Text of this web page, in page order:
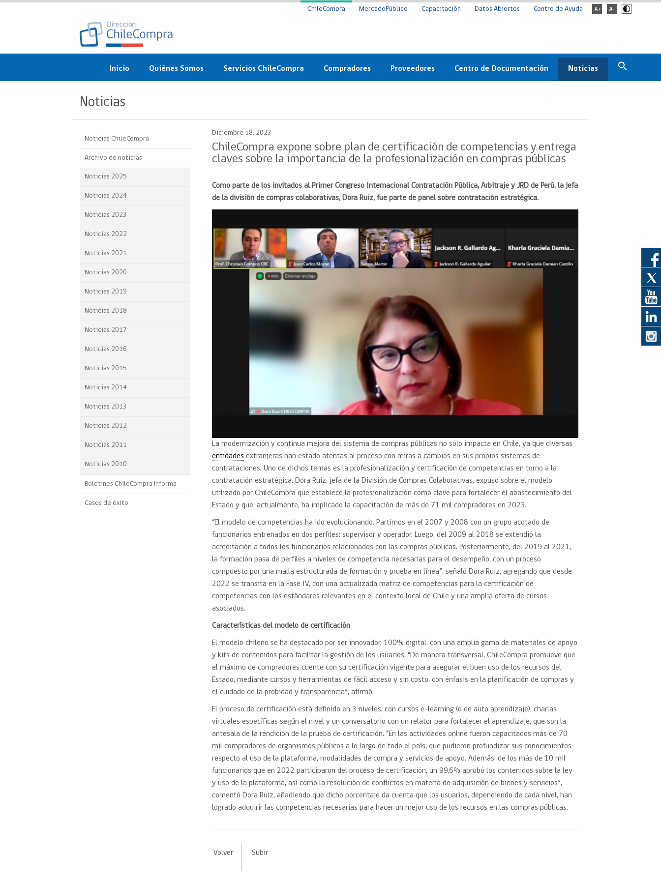
ChileCompra MercadoPúblico Capacitación Datos Abiertos Centro de Ayuda
Inicio Quiénes Somos
objetivos
Organigrama
Participación Ciudadana
Reportes Ley de Inclusión
Servicios ChileCompra
ChileCompra
Eficiencia
Capacitación ChileCompra:
Certificación competencias
Asesorías estratégicas
Compras Coordinadas
Datos Abiertos
Compradores
Circular
Compra Ágil
Tipos de Licitaciones
Bases Tipo de Licitación
Convenio Marco
Trato directo
Subasta inversa
electrónica
Gestión de Contratos
Compras públicas con
perspectiva de género
Proveedores
Licitaciones
Convenio Marco
Subasta inversa
electrónica proveedor
Centro de Documentación Noticias
Archivo de noticias
Boletines
ChileCompra
Informa
Casos de éxito
Noticias
Noticias ChileCompra
Archivo de noticias
Noticias 2025
Noticias 2024
Noticias 2023
Noticias 2022
Noticias 2021
Noticias 2020
Noticias 2019
Noticias 2018
Noticias 2017
Noticias 2016
Noticias 2015
Noticias 2014
Noticias 2013
Noticias 2012
Noticias 2011
Noticias 2010
Boletines ChileCompra Informa
Casos de éxito
Diciembre 18, 2023
ChileCompra expone sobre plan de certificación de competencias y entrega
claves sobre la importancia de la profesionalización en compras públicas
Como parte de los invitados al Primer Congreso Internacional Contratación Pública, Arbitraje y JRD de Perú, la jefa
de la división de compras colaborativas, Dora Ruiz, fue parte de panel sobre contratación estratégica.
La modernización y continua mejora del sistema de compras públicas no sólo impacta en Chile, ya que diversas
entidades extranjeras han estado atentas al proceso con miras a cambios en sus propios sistemas de
contrataciones. Uno de dichos temas es la profesionalización y certificación de competencias en torno a la
contratación estratégica. Dora Ruiz, jefa de la División de Compras Colaborativas, expuso sobre el modelo
utilizado por ChileCompra que establece la profesionalización como clave para fortalecer el abastecimiento del
Estado y que, actualmente, ha implicado la capacitación de más de 71 mil compradores en 2023.
“El modelo de competencias ha ido evolucionando. Partimos en el 2007 y 2008 con un grupo acotado de
funcionarios entrenados en dos perfiles: supervisor y operador. Luego, del 2009 al 2018 se extendió la
acreditación a todos los funcionarios relacionados con las compras públicas. Posteriormente, del 2019 al 2021,
la formación pasa de perfiles a niveles de competencia necesarias para el desempeño, con un proceso
compuesto por una malla estructurada de formación y prueba en línea”, señaló Dora Ruiz, agregando que desde
2022 se transita en la Fase IV, con una actualizada matriz de competencias para la certificación de
competencias con los estándares relevantes en el contexto local de Chile y una amplia oferta de cursos
asociados.
Características del modelo de certificación
El modelo chileno se ha destacado por ser innovador, 100% digital, con una amplia gama de materiales de apoyo
y kits de contenidos para facilitar la gestión de los usuarios. “De manera transversal, ChileCompra promueve que
el máximo de compradores cuente con su certificación vigente para asegurar el buen uso de los recursos del
Estado, mediante cursos y herramientas de fácil acceso y sin costo, con énfasis en la planificación de compras y
el cuidado de la probidad y transparencia”, afirmó.
El proceso de certificación está definido en 3 niveles, con cursos e-learning (o de auto aprendizaje), charlas
virtuales específicas según el nivel y un conversatorio con un relator para fortalecer el aprendizaje, que son la
antesala de la rendición de la prueba de certificación. “En las actividades online fueron capacitados más de 70
mil compradores de organismos públicos a lo largo de todo el país, que pudieron profundizar sus conocimientos
respecto al uso de la plataforma, modalidades de compra y servicios de apoyo. Además, de los más de 10 mil
funcionarios que en 2022 participaron del proceso de certificación, un 99,6% aprobó los contenidos sobre la ley
y uso de la plataforma, así como la resolución de conflictos en materia de adquisición de bienes y servicios”,
comentó Dora Ruiz, añadiendo que dicho porcentaje da cuenta que los usuarios, dependiendo de cada nivel, han
logrado adquirir las competencias necesarias para hacer un mejor uso de los recursos en las compras públicas.
Volver Subir